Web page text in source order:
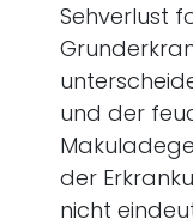
Sehverlust
und der
der
nicht